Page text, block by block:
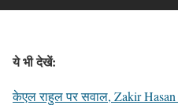
ये भी देखें:
केएल राहुल पर सवाल, Zakir